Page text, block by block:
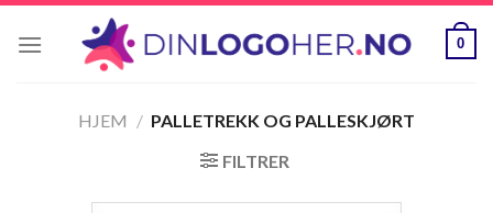
Skip
0
HJEM / PALLETREKK OG PALLESKJØRT
FILTRER